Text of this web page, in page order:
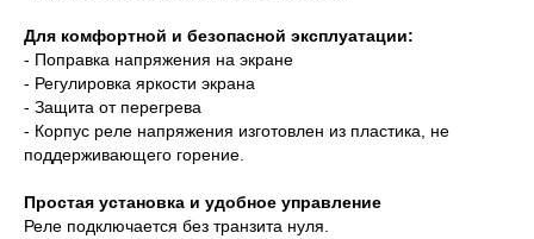
Для комфортной и безопасной эксплуатации:
- Поправка напряжения на экране
- Регулировка яркости экрана
- Защита от перегрева
- Корпус реле напряжения изготовлен из пластика, не
поддерживающего горение.
Простая установка и удобное управление
Реле подключается без транзита нуля.